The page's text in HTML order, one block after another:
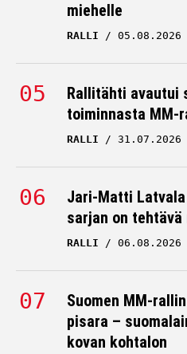
miehelle
RALLI 05.08.2026
Rallitähti avautui
toiminnasta MM-
RALLI 31.07.2026
Jari-Matti
sarjan on
RALLI 06.08.2026
Suomen MM-
pisara –
kovan kohtalon